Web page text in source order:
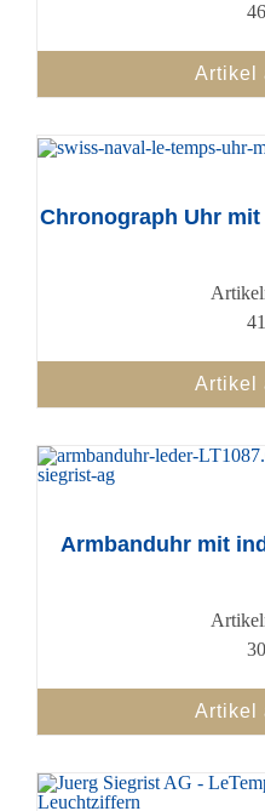
Artikel
Chronograph Uhr
Artikel
Armbanduhr mit
Artikel